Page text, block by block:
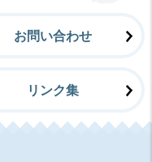
お問い合わせ
リンク集